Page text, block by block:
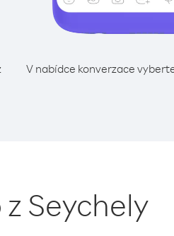
V nabídce konverzace
Seychely